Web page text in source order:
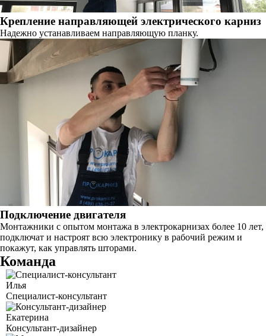
Крепление направляющей электрического карниз
Надежно устанавливаем направляющую планку.
Подключение двигателя
Монтажники с опытом монтажа в электрокарнизах более 10 лет,
подключат и настроят всю электронику в рабочий режим и
покажут, как управлять шторами.
Команда
Илья
Специалист-консультант
Екатерина
Консультант-дизайнер